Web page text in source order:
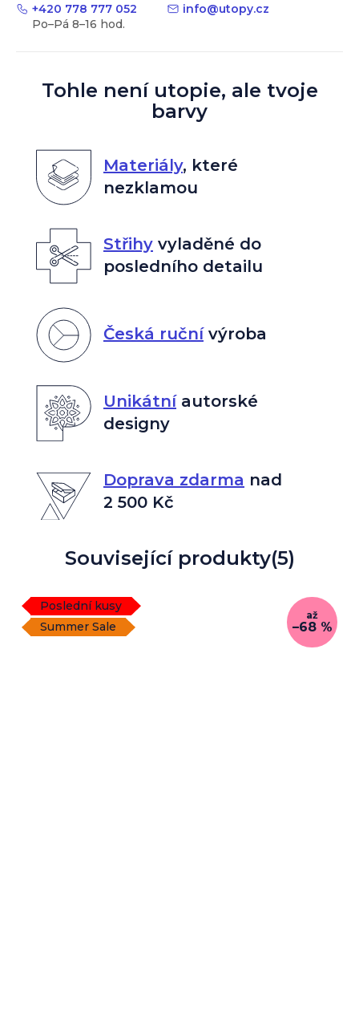
+420 778 777 052 info@utopy.cz
Tohle není utopie, ale tvoje
barvy
Materiály, které
nezklamou
Střihyvyladěné do
posledního detailu
Česká ručnívýroba
Unikátníautorské
designy
Doprava zdarma nad
2 500 Kč
Související produkty(5)
Poslední kusy
Summer Sale
až
–68 %